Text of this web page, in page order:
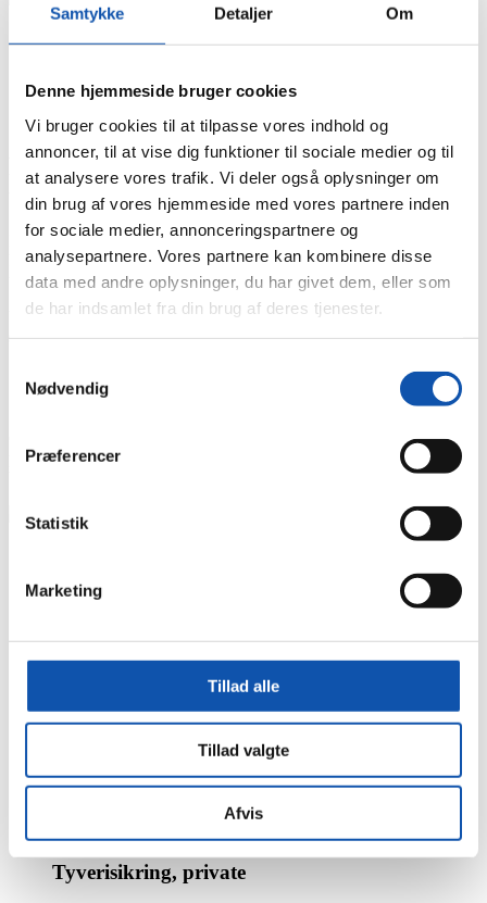
Samtykke Detaljer Om
Denne hjemmeside bruger cookies
Vi bruger cookies til at tilpasse vores indhold og
annoncer, til at vise dig funktioner til sociale medier og til
at analysere vores trafik. Vi deler også oplysninger om
din brug af vores hjemmeside med vores partnere inden
for sociale medier, annonceringspartnere og
analysepartnere. Vores partnere kan kombinere disse
data med andre oplysninger, du har givet dem, eller som
de har indsamlet fra din brug af deres tjenester.
Nødvendig
Præferencer
Statistik
Marketing
Tillad alle
Tillad valgte
Afvis
Brand & Sikring
Professionel sikring mod brand og
tyveri
Med et effektivt alarmsystem installeret opnår du trygheden i at
kunne få hurtig hjælp, at begrænse tabet og få erstatning for det
tabte fra dit forsikringsselskab.
Vi er ISO-certificeret og forsikringsgodkendt til installering og
service af alle nævneværdige sikringsanlæg på markedet:
Vedr. brandsikring: ABA, ABV, AVA og ABDL
Vedr. tyverisikring: AIA, ADK og TVO/ITV
projektering, installation og
af alarmanlæg hos
Brandsikring
Tyverisikring, private